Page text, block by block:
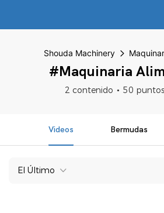
Shouda Machinery
#Maquinaria
2 contenido 50
Videos Bermudas
El Último